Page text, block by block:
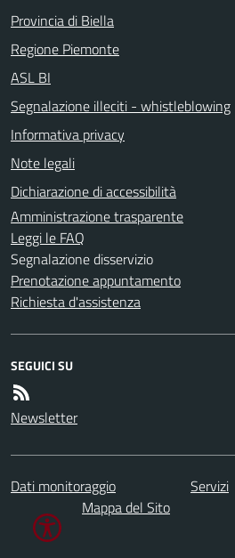
Provincia di Biella
Regione Piemonte
ASL BI
Segnalazione illeciti - whistleblowing
Informativa privacy
Note legali
Dichiarazione di accessibilità
Amministrazione trasparente
Leggi le FAQ
Segnalazione disservizio
Prenotazione appuntamento
Richiesta d'assistenza
SEGUICI SU
Newsletter
Dati monitoraggio Servizi
Mappa del Sito